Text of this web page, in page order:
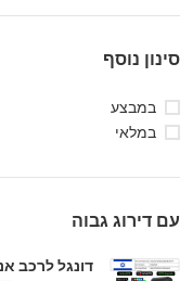
סינון נוסף
במבצע
במלאי
עם דירוג גבוה